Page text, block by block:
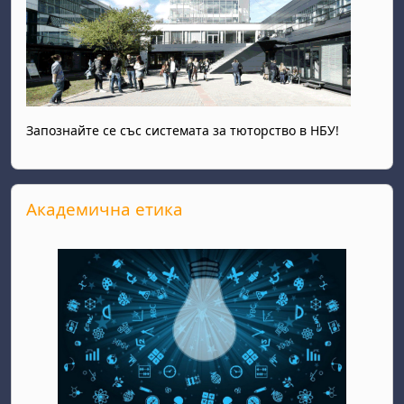
Запознайте се със системата за тюторство в НБУ!
Salta Академична етика
Академична етика